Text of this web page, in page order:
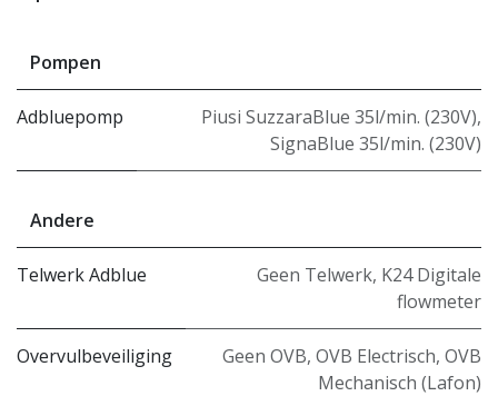
Pompen
Adbluepomp Piusi SuzzaraBlue 35l/min. (230V),
SignaBlue 35l/min. (230V)
Andere
Telwerk Adblue Geen Telwerk, K24 Digitale
flowmeter
Overvulbeveiliging Geen OVB, OVB Electrisch, OVB
Mechanisch (Lafon)